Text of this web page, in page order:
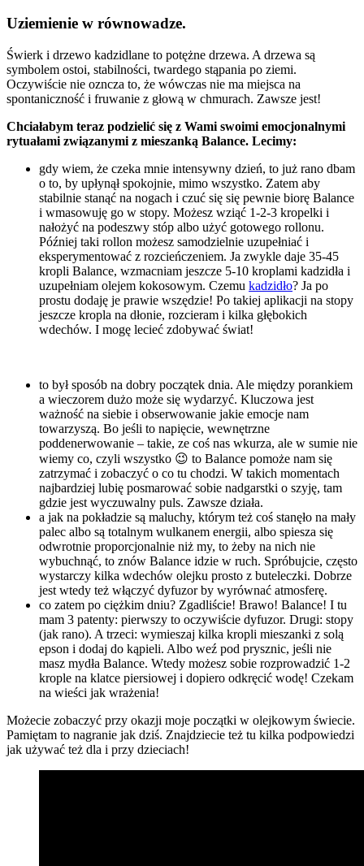
Uziemienie w równowadze.
Świerk i drzewo kadzidlane to potężne drzewa. A drzewa są
symbolem ostoi, stabilności, twardego stąpania po ziemi.
Oczywiście nie ozncza to, że wówczas nie ma miejsca na
spontaniczność i fruwanie z głową w chmurach. Zawsze jest!
Chciałabym teraz podzielić się z Wami swoimi emocjonalnymi
rytuałami związanymi z mieszanką Balance. Lecimy:
gdy wiem, że czeka mnie intensywny dzień, to już rano dbam
o to, by upłynął spokojnie, mimo wszystko. Zatem aby
stabilnie stanąć na nogach i czuć się się pewnie biorę Balance
i wmasowuję go w stopy. Możesz wziąć 1-2-3 kropelki i
nałożyć na podeszwy stóp albo użyć gotowego rollonu.
Później taki rollon możesz samodzielnie uzupełniać i
eksperymentować z rozcieńczeniem. Ja zwykle daje 35-45
kropli Balance, wzmacniam jeszcze 5-10 kroplami kadzidła i
uzupełniam olejem kokosowym. Czemu kadzidło? Ja po
prostu dodaję je prawie wszędzie! Po takiej aplikacji na stopy
jeszcze kropla na dłonie, rozcieram i kilka głębokich
wdechów. I mogę lecieć zdobywać świat!
to był sposób na dobry początek dnia. Ale między porankiem
a wieczorem dużo może się wydarzyć. Kluczowa jest
ważność na siebie i obserwowanie jakie emocje nam
towarzyszą. Bo jeśli to napięcie, wewnętrzne
poddenerwowanie – takie, ze coś nas wkurza, ale w sumie nie
wiemy co, czyli wszystko 😉 to Balance pomoże nam się
zatrzymać i zobaczyć o co tu chodzi. W takich momentach
najbardziej lubię posmarować sobie nadgarstki o szyję, tam
gdzie jest wyczuwalny puls. Zawsze działa.
a jak na pokładzie są maluchy, którym też coś stanęło na mały
palec albo są totalnym wulkanem energii, albo spiesza się
odwrotnie proporcjonalnie niż my, to żeby na nich nie
wybuchnąć, to znów Balance idzie w ruch. Spróbujcie, często
wystarczy kilka wdechów olejku prosto z buteleczki. Dobrze
jest wtedy też włączyć dyfuzor by wyrównać atmosferę.
co zatem po ciężkim dniu? Zgadliście! Brawo! Balance! I tu
mam 3 patenty: pierwszy to oczywiście dyfuzor. Drugi: stopy
(jak rano). A trzeci: wymieszaj kilka kropli mieszanki z solą
epson i dodaj do kąpieli. Albo weź pod prysznic, jeśli nie
masz mydła Balance. Wtedy możesz sobie rozprowadzić 1-2
krople na klatce piersiowej i dopiero odkręcić wodę! Czekam
na wieści jak wrażenia!
Możecie zobaczyć przy okazji moje początki w olejkowym świecie.
Pamiętam to nagranie jak dziś. Znajdziecie też tu kilka podpowiedzi
jak używać też dla i przy dzieciach!